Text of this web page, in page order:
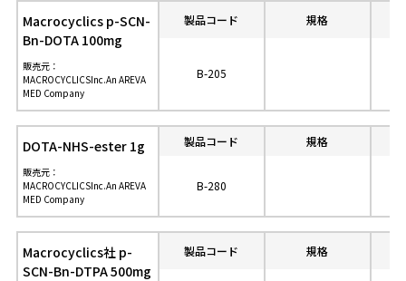
Macrocyclics p-SCN-
Bn-DOTA 100mg
販売元：
MACROCYCLICSInc.An AREVA
MED Company
製品コード 規格
B-205
DOTA-NHS-ester 1g
販売元：
MACROCYCLICSInc.An AREVA
MED Company
製品コード 規格
B-280
Macrocyclics社 p-
SCN-Bn-DTPA 500mg
製品コード 規格